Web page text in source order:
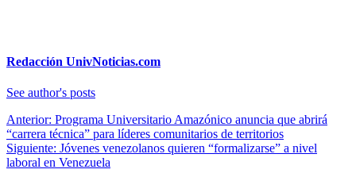
Redacción UnivNoticias.com
See author's posts
Navegación
de
entradas
Anterior: Programa Universitario Amazónico anuncia que abrirá
“carrera técnica” para líderes comunitarios de territorios
Siguiente: Jóvenes venezolanos quieren “formalizarse” a nivel
laboral en Venezuela